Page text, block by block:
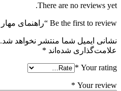
There are no reviews yet.
Be the first to review “راهنمای مهار بار”
نشانی ایمیل شما منتشر نخواهد شد.
علامت‌گذاری شده‌اند *
Your rating
*
Your review
*